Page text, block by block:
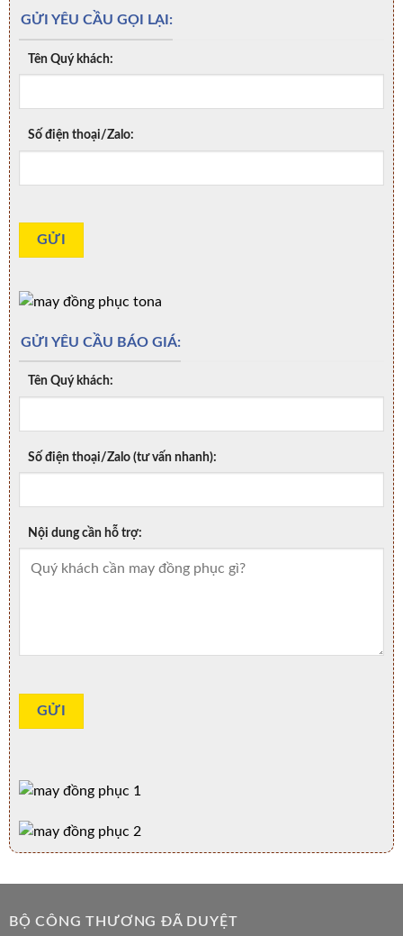
GỬI YÊU CẦU GỌI LẠI:
Tên Quý khách:
Số điện thoại/Zalo:
GỬI YÊU CẦU BÁO GIÁ:
Tên Quý khách:
Số điện thoại/Zalo (tư vấn nhanh):
Nội dung cần hỗ trợ:
BỘ CÔNG THƯƠNG ĐÃ DUYỆT